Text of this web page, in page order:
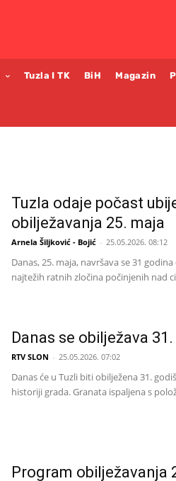
Tuzla I TK BiH Magazin
Tuzla odaje počast
obilježavanja 25. maja
Arnela Šiljković - Bojić - 25.05.2026. 08:12
Danas, 25. maja, navršava se 31
najtežih ratnih zločina počinjenih nad
Danas se obilježava
RTV SLON - 25.05.2026. 07:02
Danas će u Tuzli biti obilježena 31.
historiji grada. Granata ispaljena s
Program obilježavanja